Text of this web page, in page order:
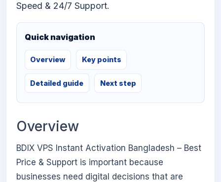
Speed & 24/7 Support.
Quick navigation
Overview Key points
Detailed guide Next step
Overview
BDIX VPS Instant Activation Bangladesh – Best
Price & Support is important because
businesses need digital decisions that are